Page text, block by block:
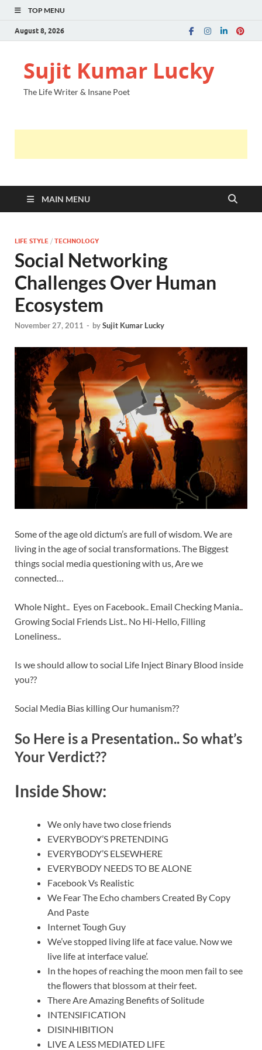
TOP MENU
August 8, 2026
Sujit Kumar Lucky
The Life Writer & Insane Poet
MAIN MENU
LIFE STYLE / TECHNOLOGY
Social Networking
Challenges Over Human
Ecosystem
November 27, 2011 - bySujit Kumar Lucky
Some of the age old dictum’s are full of wisdom. We are
living in the age of social transformations. The Biggest
things social media questioning with us, Are we
connected…
Whole Night.. Eyes on Facebook.. Email Checking Mania..
Growing Social Friends List.. No Hi-Hello, Filling
Loneliness..
Is we should allow to social Life Inject Binary Blood inside
you??
Social Media Bias killing Our humanism??
So Here is a Presentation.. So what’s
Your Verdict??
Inside Show:
We only have two close friends
EVERYBODY’S PRETENDING
EVERYBODY’S ELSEWHERE
EVERYBODY NEEDS TO BE ALONE
Facebook Vs Realistic
We Fear The Echo chambers Created By Copy
And Paste
Internet Tough Guy
We’ve stopped living life at face value. Now we
live life at interface value’.
In the hopes of reaching the moon men fail to see
the ﬂowers that blossom at their feet.
There Are Amazing Benefits of Solitude
INTENSIFICATION
DISINHIBITION
LIVE A LESS MEDIATED LIFE